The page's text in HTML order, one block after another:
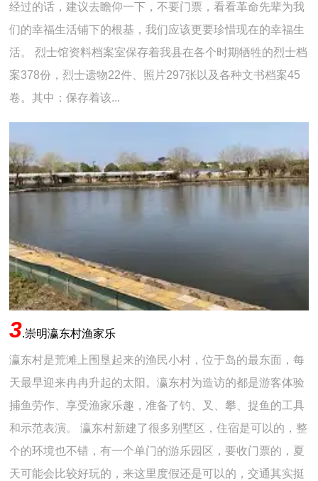
经过的话，建议去瞻仰一下，不要门票，看看革命先辈为我
们的幸福生活铺下的根基，我们应该更要珍惜现在的幸福生
活。 烈士馆资料档案室保存着我县在各个时期牺牲的烈士档
案378份，烈士遗物22件、照片297张以及各种文书档案45
卷。其中：保存着该...
3.崇明瀛东村渔家乐
瀛东村是荒滩上围垦起来的渔民小村，位于岛的最东面，每
天最早迎来冉冉升起的太阳。瀛东村为造访的都是游客体验
捕鱼劳作、享受渔家乐趣，准备了钓、叉、攀、捉鱼的工具
和示范表演。 瀛东村新建了很多别墅区，住宿是可以的，整
个的环境也不错，有一个单门的游乐园区，要收门票的，夏
天可能会比较好玩的，来这里度假还是可以的，交通其实挺